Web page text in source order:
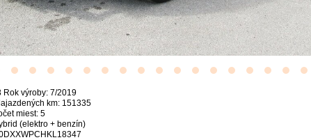
Rok výroby: 7/2019
km: 151335
miest: 5
(elektro + benzín)